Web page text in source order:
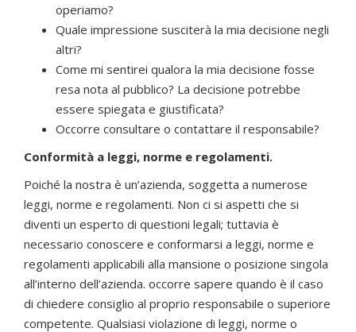
operiamo?
Quale impressione susciterà la mia decisione negli
altri?
Come mi sentirei qualora la mia decisione fosse
resa nota al pubblico? La decisione potrebbe
essere spiegata e giustificata?
Occorre consultare o contattare il responsabile?
Conformità a leggi, norme e regolamenti.
Poiché la nostra è un’azienda, soggetta a numerose
leggi, norme e regolamenti. Non ci si aspetti che si
diventi un esperto di questioni legali; tuttavia è
necessario conoscere e conformarsi a leggi, norme e
regolamenti applicabili alla mansione o posizione singola
all’interno dell’azienda. occorre sapere quando è il caso
di chiedere consiglio al proprio responsabile o superiore
competente. Qualsiasi violazione di leggi, norme o